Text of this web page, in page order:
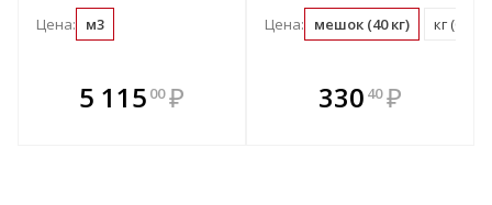
Цена: м3
5 115 00 ₽
В комплекте
всегда выгоднее!
Цена: мешок (40 кг) кг (0.03
В комплекте
всегда выгоднее!
330 40 ₽